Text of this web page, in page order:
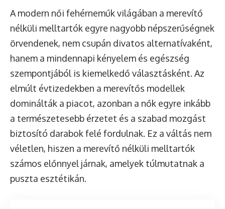
A modern női fehérneműk világában a merevítő
nélküli melltartók egyre nagyobb népszerűségnek
örvendenek, nem csupán divatos alternatívaként,
hanem a mindennapi kényelem és egészség
szempontjából is kiemelkedő választásként. Az
elmúlt évtizedekben a merevítős modellek
dominálták a piacot, azonban a nők egyre inkább
a természetesebb érzetet és a szabad mozgást
biztosító darabok felé fordulnak. Ez a váltás nem
véletlen, hiszen a merevítő nélküli melltartók
számos előnnyel járnak, amelyek túlmutatnak a
puszta esztétikán.